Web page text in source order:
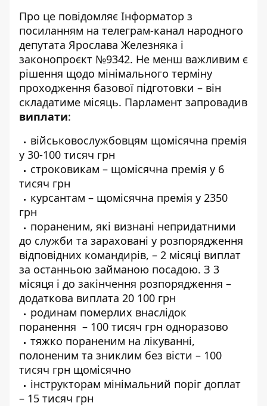
Про це повідомляє Інформатор з
посиланням на телеграм-канал народного
депутата Ярослава Железняка і
законопроєкт №9342. Не менш важливим є
рішення щодо мінімального терміну
проходження базової підготовки – він
складатиме місяць. Парламент запровадив
виплати:
військовослужбовцям щомісячна премія
у 30-100 тисяч грн
строковикам – щомісячна премія у 6
тисяч грн
курсантам – щомісячна премія у 2350
грн
пораненим, які визнані непридатними
до служби та зараховані у розпорядження
відповідних командирів, – 2 місяці виплат
за останньою займаною посадою. З 3
місяця і до закінчення розпорядження –
додаткова виплата 20 100 грн
родинам померлих внаслідок
поранення – 100 тисяч грн одноразово
тяжко пораненим на лікуванні,
полоненим та зниклим без вісти – 100
тисяч грн щомісячно
інструкторам мінімальний поріг доплат
– 15 тисяч грн